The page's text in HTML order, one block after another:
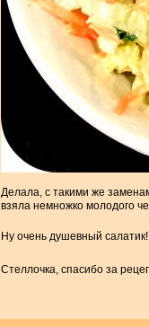
Делала, с такими же
взяла немножко молодого
Ну очень душевный
Стеллочка, спасибо за